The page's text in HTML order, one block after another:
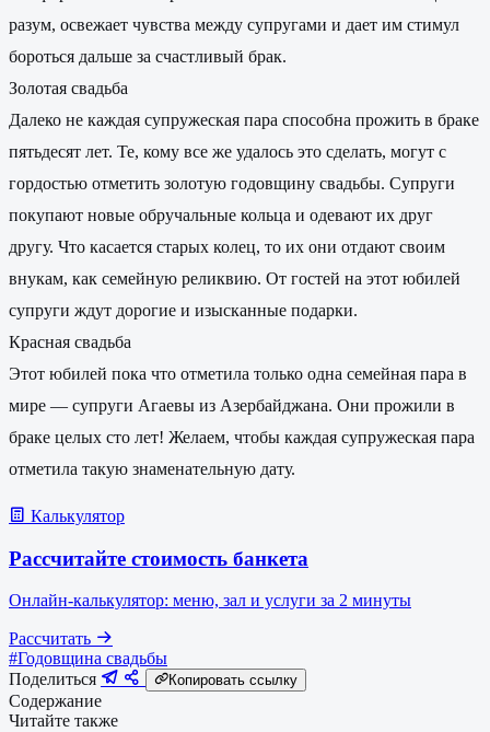
разум, освежает чувства между супругами и дает им стимул
бороться дальше за счастливый брак.
Золотая свадьба
Далеко не каждая супружеская пара способна прожить в браке
пятьдесят лет. Те, кому все же удалось это сделать, могут с
гордостью отметить золотую годовщину свадьбы. Супруги
покупают новые обручальные кольца и одевают их друг
другу. Что касается старых колец, то их они отдают своим
внукам, как семейную реликвию. От гостей на этот юбилей
супруги ждут дорогие и изысканные подарки.
Красная свадьба
Этот юбилей пока что отметила только одна семейная пара в
мире — супруги Агаевы из Азербайджана. Они прожили в
браке целых сто лет! Желаем, чтобы каждая супружеская пара
отметила такую знаменательную дату.
Калькулятор
Рассчитайте стоимость банкета
Онлайн-калькулятор: меню, зал и услуги за 2 минуты
Рассчитать
#Годовщина свадьбы
Поделиться
Копировать ссылку
Содержание
Читайте также